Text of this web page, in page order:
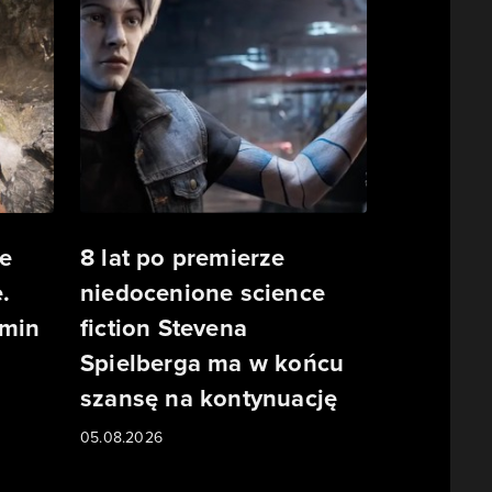
8 lat po premierze
niedocenione science
fiction Stevena
Spielberga ma w końcu
szansę na kontynuację
05.08.2026